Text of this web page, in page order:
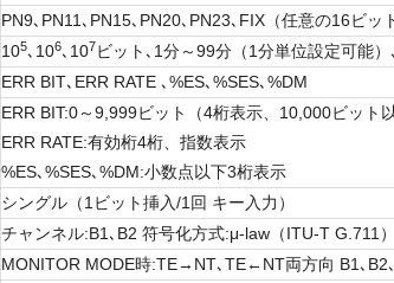
PN9､PN11､PN15､PN20､PN23､FIX（任意の16ビッ
105､106､107ビット､1分～99分（1分単位設定可能）
ERR BIT､ERR RATE ､%ES､%SES､%DM
ERR BIT:0～9,999ビット（4桁表示、10,000ビット
ERR RATE:有効桁4桁、指数表示
%ES､%SES､%DM:小数点以下3桁表示
シングル（1ビット挿入/1回 キー入力）
チャンネル:B1､B2 符号化方式:μ-law（ITU-T G.711）
MONITOR MODE時:TE→NT､TE←NT両方向 B1､B2